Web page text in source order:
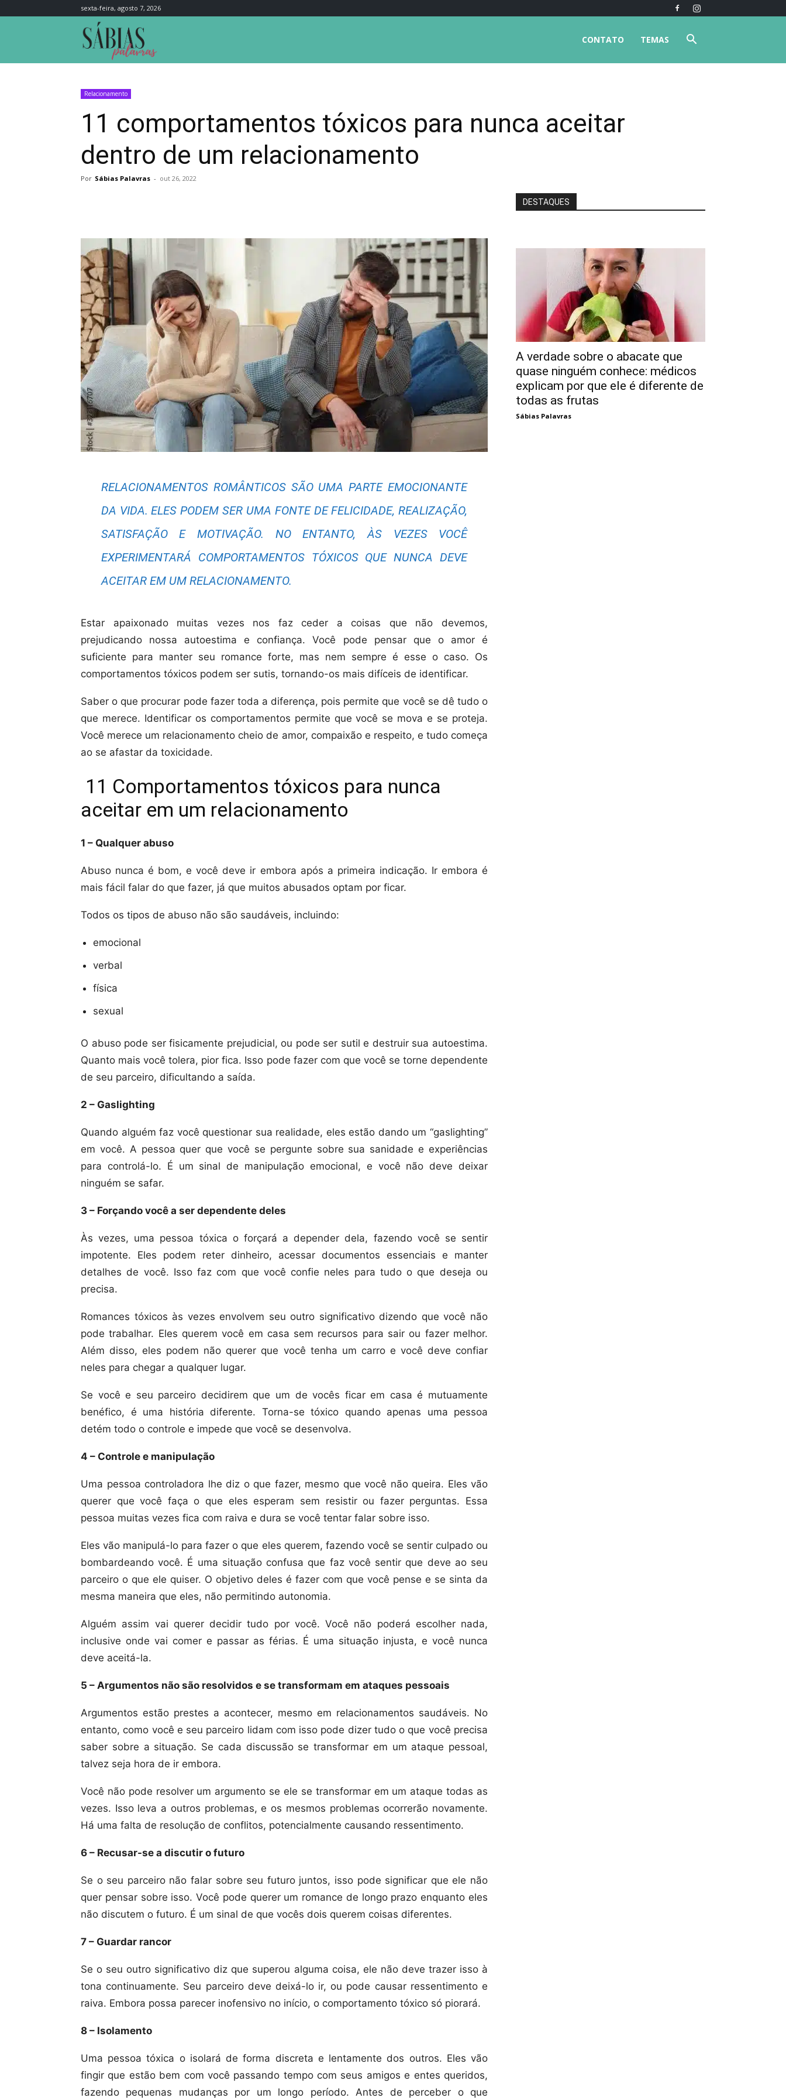
sexta-feira, agosto 7, 2026
TEMAS
CONTATO
Relacionamento
11 comportamentos tóxicos para nunca aceitar
dentro de um relacionamento
Por Sábias Palavras - out 26, 2022
RELACIONAMENTOS ROMÂNTICOS SÃO UMA PARTE EMOCIONANTE
DA VIDA. ELES PODEM SER UMA FONTE DE FELICIDADE, REALIZAÇÃO,
SATISFAÇÃO E MOTIVAÇÃO. NO ENTANTO, ÀS VEZES VOCÊ
EXPERIMENTARÁ COMPORTAMENTOS TÓXICOS QUE NUNCA DEVE
ACEITAR EM UM RELACIONAMENTO.
Estar apaixonado muitas vezes nos faz ceder a coisas que não devemos,
prejudicando nossa autoestima e confiança. Você pode pensar que o amor é
suficiente para manter seu romance forte, mas nem sempre é esse o caso. Os
comportamentos tóxicos podem ser sutis, tornando-os mais difíceis de identificar.
Saber o que procurar pode fazer toda a diferença, pois permite que você se dê tudo o
que merece. Identificar os comportamentos permite que você se mova e se proteja.
Você merece um relacionamento cheio de amor, compaixão e respeito, e tudo começa
ao se afastar da toxicidade.
11 Comportamentos tóxicos para nunca
aceitar em um relacionamento
1 – Qualquer abuso
Abuso nunca é bom, e você deve ir embora após a primeira indicação. Ir embora é
mais fácil falar do que fazer, já que muitos abusados ​​optam por ficar.
Todos os tipos de abuso não são saudáveis, incluindo:
emocional
verbal
física
sexual
O abuso pode ser fisicamente prejudicial, ou pode ser sutil e destruir sua autoestima.
Quanto mais você tolera, pior fica. Isso pode fazer com que você se torne dependente
de seu parceiro, dificultando a saída.
2 – Gaslighting
Quando alguém faz você questionar sua realidade, eles estão dando um “gaslighting”
em você. A pessoa quer que você se pergunte sobre sua sanidade e experiências
para controlá-lo. É um sinal de manipulação emocional, e você não deve deixar
ninguém se safar.
3 – Forçando você a ser dependente deles
Às vezes, uma pessoa tóxica o forçará a depender dela, fazendo você se sentir
impotente. Eles podem reter dinheiro, acessar documentos essenciais e manter
detalhes de você. Isso faz com que você confie neles para tudo o que deseja ou
precisa.
Romances tóxicos às vezes envolvem seu outro significativo dizendo que você não
pode trabalhar. Eles querem você em casa sem recursos para sair ou fazer melhor.
Além disso, eles podem não querer que você tenha um carro e você deve confiar
neles para chegar a qualquer lugar.
Se você e seu parceiro decidirem que um de vocês ficar em casa é mutuamente
benéfico, é uma história diferente. Torna-se tóxico quando apenas uma pessoa
detém todo o controle e impede que você se desenvolva.
4 – Controle e manipulação
Uma pessoa controladora lhe diz o que fazer, mesmo que você não queira. Eles vão
querer que você faça o que eles esperam sem resistir ou fazer perguntas. Essa
pessoa muitas vezes fica com raiva e dura se você tentar falar sobre isso.
Eles vão manipulá-lo para fazer o que eles querem, fazendo você se sentir culpado ou
bombardeando você. É uma situação confusa que faz você sentir que deve ao seu
parceiro o que ele quiser. O objetivo deles é fazer com que você pense e se sinta da
mesma maneira que eles, não permitindo autonomia.
Alguém assim vai querer decidir tudo por você. Você não poderá escolher nada,
inclusive onde vai comer e passar as férias. É uma situação injusta, e você nunca
deve aceitá-la.
5 – Argumentos não são resolvidos e se transformam em ataques pessoais
Argumentos estão prestes a acontecer, mesmo em relacionamentos saudáveis. No
entanto, como você e seu parceiro lidam com isso pode dizer tudo o que você precisa
saber sobre a situação. Se cada discussão se transformar em um ataque pessoal,
talvez seja hora de ir embora.
Você não pode resolver um argumento se ele se transformar em um ataque todas as
vezes. Isso leva a outros problemas, e os mesmos problemas ocorrerão novamente.
Há uma falta de resolução de conflitos, potencialmente causando ressentimento.
6 – Recusar-se a discutir o futuro
Se o seu parceiro não falar sobre seu futuro juntos, isso pode significar que ele não
quer pensar sobre isso. Você pode querer um romance de longo prazo enquanto eles
não discutem o futuro. É um sinal de que vocês dois querem coisas diferentes.
7 – Guardar rancor
Se o seu outro significativo diz que superou alguma coisa, ele não deve trazer isso à
tona continuamente. Seu parceiro deve deixá-lo ir, ou pode causar ressentimento e
raiva. Embora possa parecer inofensivo no início, o comportamento tóxico só piorará.
8 – Isolamento
Uma pessoa tóxica o isolará de forma discreta e lentamente dos outros. Eles vão
fingir que estão bem com você passando tempo com seus amigos e entes queridos,
fazendo pequenas mudanças por um longo período. Antes de perceber o que
DESTAQUES
A verdade sobre o abacate que
quase ninguém conhece: médicos
explicam por que ele é diferente de
todas as frutas
Sábias Palavras